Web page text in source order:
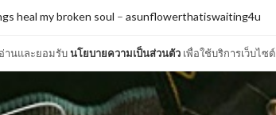
านและยอมรับนโยบายความเป็นส่วนตัว เพื่อใช้บริการเว็บไซต์
heal my broken soul – asunflowerthatiswaiting4u